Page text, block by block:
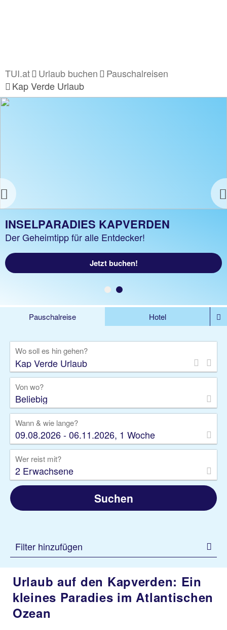
TUI.at Urlaub buchen
Pauschalreisen
Kap Verde Urlaub
Previous
DIE WELT BLICKT AUF KAP VERDE.
Du könntest da sein!
Jetzt entdecken
INSELPARADIES KAPVERDEN
Der Geheimtipp für alle Entdecker!
Jetzt buchen!
Pauschalreise
Hotel
Rundreise
Kreuzfahrt
Gruppenreise
Camper Privattransfer
Wo soll es hin gehen?
Von wo?
Beliebig
Wann & wie lange?
09.08.2026 - 06.11.2026, 1 Woche
Wer reist mit?
2 Erwachsene
Suchen
Filter hinzufügen
Urlaub auf den Kapverden: Ein
kleines Paradies im Atlantischen
Ozean